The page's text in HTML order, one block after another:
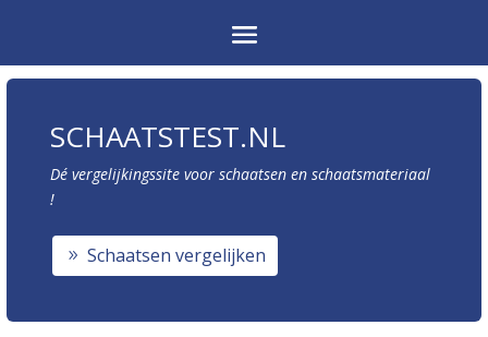
SCHAATSTEST.NL
Dé vergelijkingssite voor schaatsen en schaatsmateriaal
!
Schaatsen vergelijken